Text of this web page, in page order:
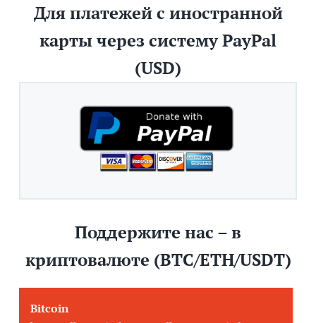
Для платежей с иностранной
карты через систему PayPal
(USD)
Поддержите нас – в
криптовалюте (BTC/ETH/USDT)
Bitcoin